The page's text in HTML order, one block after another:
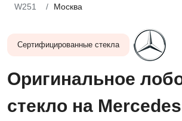
W251
Москва
Сертифицированные стекла
Оригинальное
стекло на